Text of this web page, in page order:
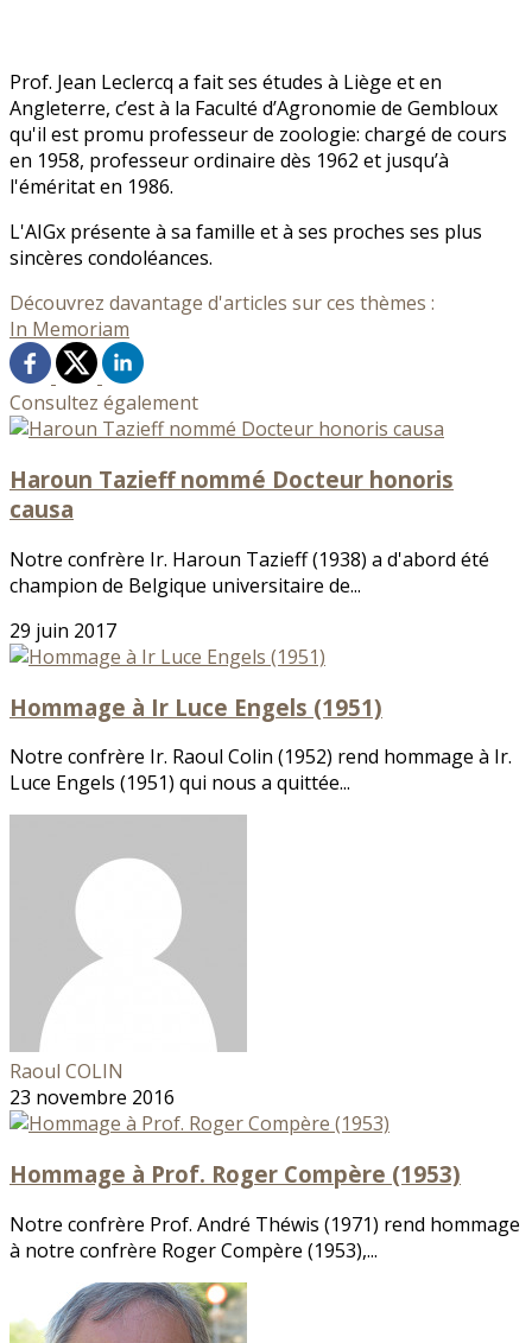
Prof. Jean Leclercq a fait ses études à Liège et en
Angleterre, c’est à la Faculté d’Agronomie de Gembloux
qu'il est promu professeur de zoologie: chargé de cours
en 1958, professeur ordinaire dès 1962 et jusqu’à
l'éméritat en 1986.
L'AIGx présente à sa famille et à ses proches ses plus
sincères condoléances.
Découvrez davantage d'articles sur ces thèmes :
In Memoriam
Consultez également
Haroun Tazieff nommé Docteur honoris
causa
Notre confrère Ir. Haroun Tazieff (1938) a d'abord été
champion de Belgique universitaire de...
29 juin 2017
Hommage à Ir Luce Engels (1951)
Notre confrère Ir. Raoul Colin (1952) rend hommage à Ir.
Luce Engels (1951) qui nous a quittée...
Raoul COLIN
23 novembre 2016
Hommage à Prof. Roger Compère (1953)
Notre confrère Prof. André Théwis (1971) rend hommage
à notre confrère Roger Compère (1953),...